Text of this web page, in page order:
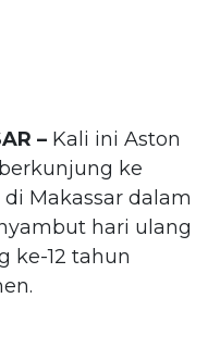
– Kali ini Aston
ke
di Makassar dalam
hari ulang
ke-12 tahun